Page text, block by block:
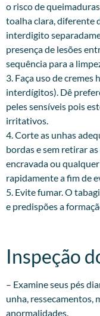
o risco de
toalha clara, diferente
interdigito
presença de lesões
sequência para a
3. Faça uso de
interdígitos). Dê
peles sensíveis pois
irritativos.
4. Corte as unhas
bordas e sem retirar
encravada ou
rapidamente a fim de
5. Evite fumar. O
e predispões a
Inspeção
– Examine seus pés
unha, ressecamentos,
anormalidades.